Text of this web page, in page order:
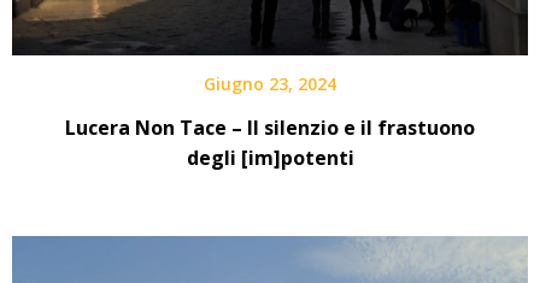
Giugno 23, 2024
Lucera Non Tace – Il silenzio e il frastuono
degli [im]potenti